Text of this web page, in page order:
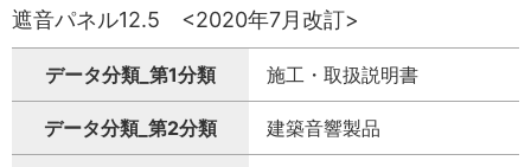
遮音パネル12.5 <2020年7月改訂>
データ分類_第1分類 施工・取扱説明書
データ分類_第2分類 建築音響製品